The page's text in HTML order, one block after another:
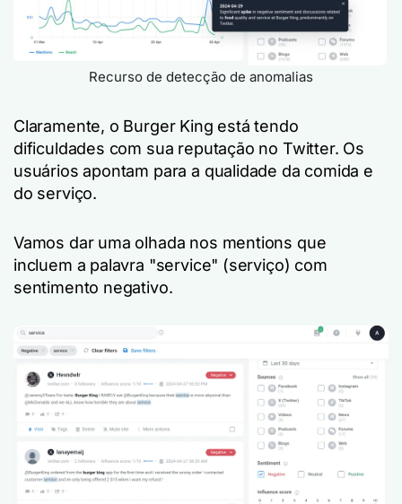
Recurso de detecção de anomalias
Claramente, o Burger King está tendo
dificuldades com sua reputação no Twitter. Os
usuários apontam para a qualidade da comida e
do serviço.
Vamos dar uma olhada nos mentions que
incluem a palavra "service" (serviço) com
sentimento negativo.